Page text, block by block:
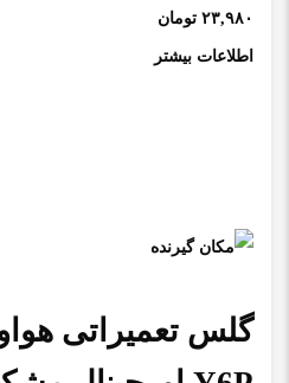
۲۳,۹۸۰ تومان
اطلاعات بیشتر